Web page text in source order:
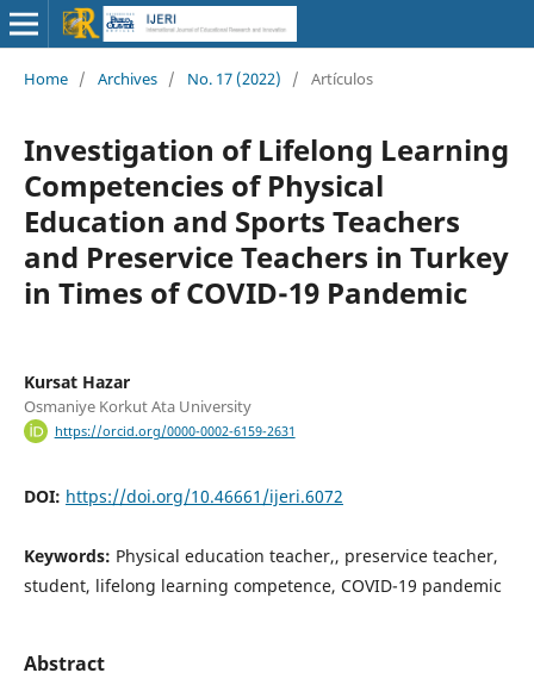
Home / Archives / No. 17 (2022) / Artículos
Investigation of Lifelong Learning
Competencies of Physical
Education and Sports Teachers
and Preservice Teachers in Turkey
in Times of COVID-19 Pandemic
Kursat Hazar
Osmaniye Korkut Ata University
https://orcid.org/0000-0002-6159-2631
DOI: https://doi.org/10.46661/ijeri.6072
Keywords: Physical education teacher,, preservice teacher,
student, lifelong learning competence, COVID-19 pandemic
Abstract